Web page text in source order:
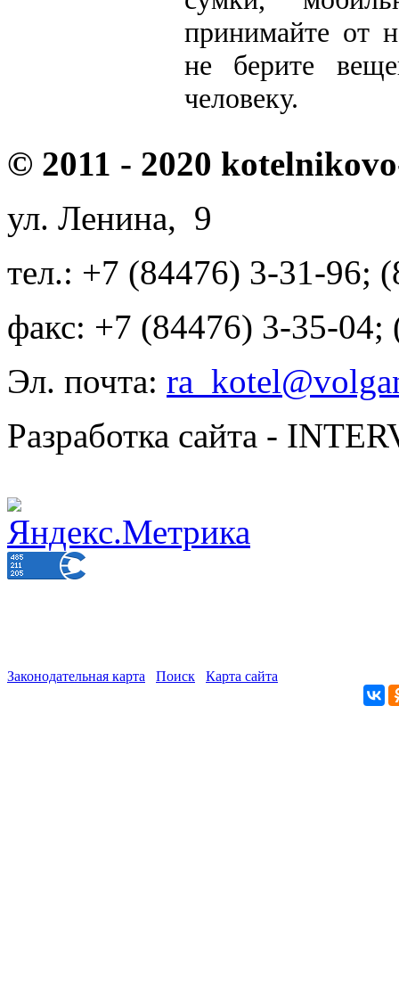
принимайте от
не берите
человеку.
© 2011 - 2020
ул. Ленина, 9
тел.: +7 (84476) 3-31-96;
факс: +7 (84476) 3-35-04;
Эл. почта:
Разработка сайта -
Законодательная карта Поиск Карта сайта